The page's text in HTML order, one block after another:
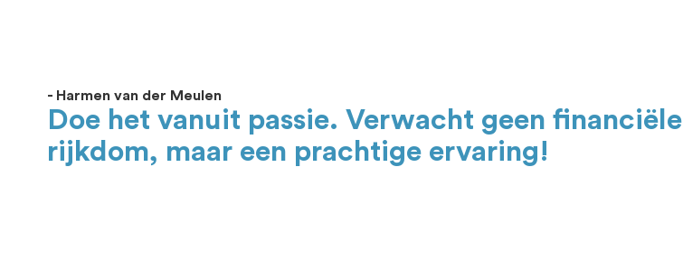
- Harmen van der Meulen
Doe het vanuit passie. Verwacht geen financiële
rijkdom, maar een prachtige ervaring!